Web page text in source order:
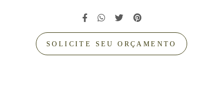
SOLICITE SEU ORÇAMENTO